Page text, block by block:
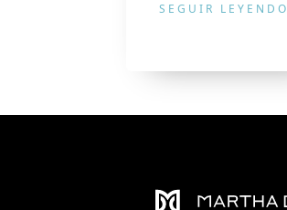
SEGUIR LEYENDO